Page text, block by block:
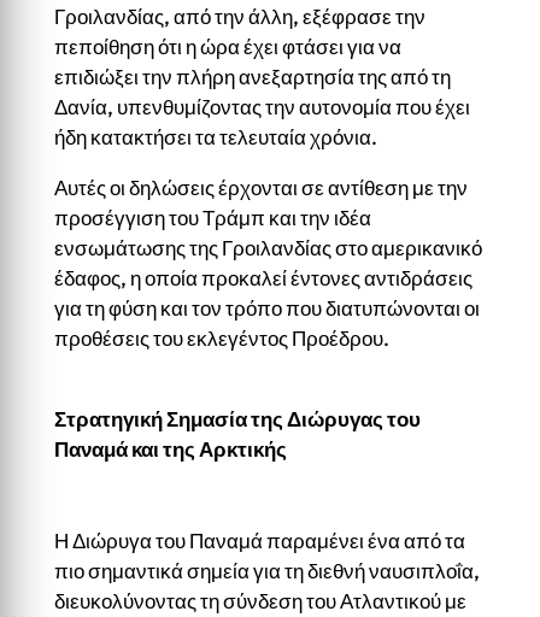
Γροιλανδίας, από την άλλη, εξέφρασε την
πεποίθηση ότι η ώρα έχει φτάσει για να
επιδιώξει την πλήρη ανεξαρτησία της από τη
Δανία, υπενθυμίζοντας την αυτονομία που έχει
ήδη κατακτήσει τα τελευταία χρόνια.
Αυτές οι δηλώσεις έρχονται σε αντίθεση με την
προσέγγιση του Τράμπ και την ιδέα
ενσωμάτωσης της Γροιλανδίας στο αμερικανικό
έδαφος, η οποία προκαλεί έντονες αντιδράσεις
για τη φύση και τον τρόπο που διατυπώνονται οι
προθέσεις του εκλεγέντος Προέδρου.
Στρατηγική Σημασία της Διώρυγας του
Παναμά και της Αρκτικής
Η Διώρυγα του Παναμά παραμένει ένα από τα
πιο σημαντικά σημεία για τη διεθνή ναυσιπλοΐα,
διευκολύνοντας τη σύνδεση του Ατλαντικού με